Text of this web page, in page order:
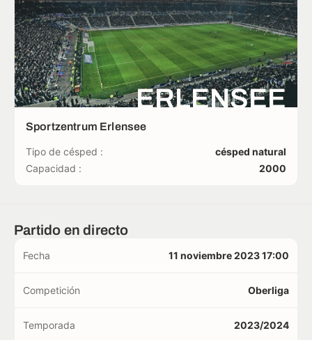
ERLENSEE
Sportzentrum Erlensee
Tipo de césped :
césped natural
Capacidad :
2000
Partido en directo
Fecha 11 noviembre 2023 17:00
Competición Oberliga
Temporada 2023/2024